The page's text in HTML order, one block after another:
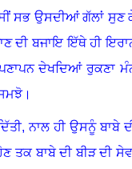
ਸਭ ਉਸਦੀਆਂ ਗੱਲਾਂ ਸੁਣ
ਦੀ ਬਜਾਇ ਇੱਥੇ ਹੀ
ਦੇਖਦਿਆਂ ਰੁਕਣਾ
।
ਨਾਲ ਹੀ ਉਸਨੂੰ ਬਾਬੇ
ਬਾਬੇ ਦੀ ਬੀੜ ਦੀ